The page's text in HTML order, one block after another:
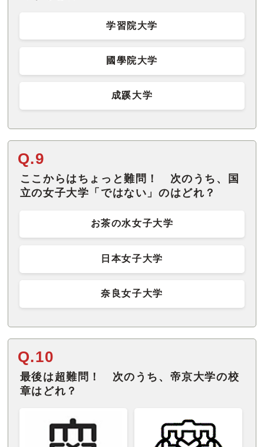
学習院大学
國學院大学
成蹊大学
Q.9
ここからはちょっと難問！ 次のうち、国
立の女子大学「ではない」のはどれ？
お茶の水女子大学
日本女子大学
奈良女子大学
Q.10
最後は超難問！ 次のうち、帝京大学の校
章はどれ？